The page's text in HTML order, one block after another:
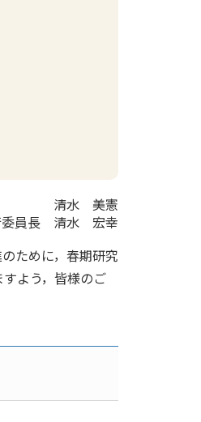
清水 美憲
員長
清水 宏幸
ために，春期研究
よう，皆様のご